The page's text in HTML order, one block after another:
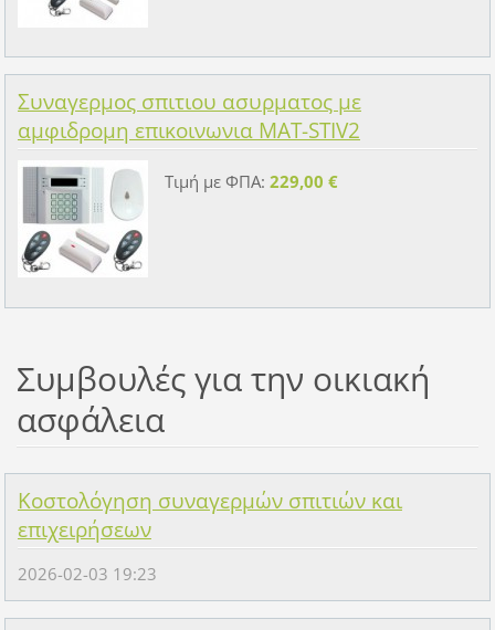
Συναγερμος σπιτιου ασυρματος με
αμφιδρομη επικοινωνια MAT-STIV2
Τιμή με ΦΠΑ: 229,00 €
Συμβουλές για την οικιακή
ασφάλεια
Κοστολόγηση συναγερμών σπιτιών και
επιχειρήσεων
2026-02-03 19:23